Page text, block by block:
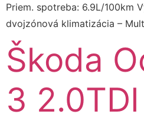
Priem. spotreba: 6.9L/100km
dvojzónová klimatizácia –
Škoda
3 2.0TDI